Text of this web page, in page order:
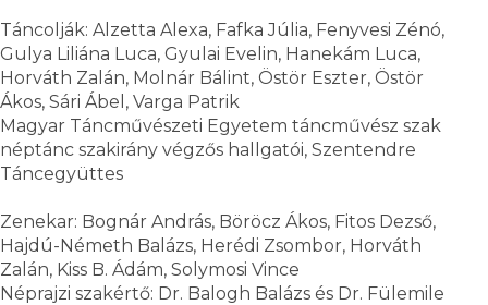
Táncolják: Alzetta Alexa, Fafka Júlia, Fenyvesi Zénó,
Gulya Liliána Luca, Gyulai Evelin, Hanekám Luca,
Horváth Zalán, Molnár Bálint, Östör Eszter, Östör
Ákos, Sári Ábel, Varga Patrik
Magyar Táncművészeti Egyetem táncművész szak
néptánc szakirány végzős hallgatói, Szentendre
Táncegyüttes
Zenekar: Bognár András, Böröcz Ákos, Fitos Dezső,
Hajdú-Németh Balázs, Herédi Zsombor, Horváth
Zalán, Kiss B. Ádám, Solymosi Vince
Néprajzi szakértő: Dr. Balogh Balázs és Dr. Fülemile